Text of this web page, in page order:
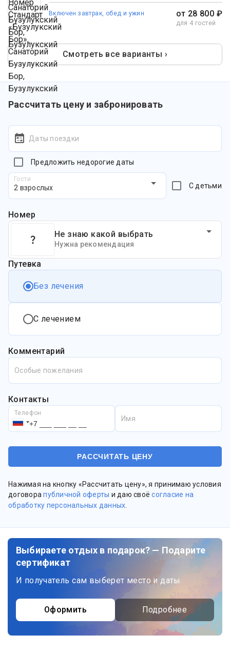
Включен завтрак, обед и ужин от 28 800 ₽
для 4 гостей
Смотреть все варианты ›
Рассчитать цену и забронировать
Даты поездки
Предложить недорогие даты
Гости
2 взрослых С детьми
Номер
Не знаю какой выбрать
Нужна рекомендация
Путевка
Без лечения
С лечением
Комментарий
Особые пожелания
Контакты
Телефон
Имя
Нажимая на кнопку «Рассчитать цену», я принимаю условия
договорапубличной оферты и даю своёсогласие на
обработку персональных данных
Выбираете отдых в подарок? — Подарите
сертификат
И получатель сам выберет место и даты
Оформить Подробнее